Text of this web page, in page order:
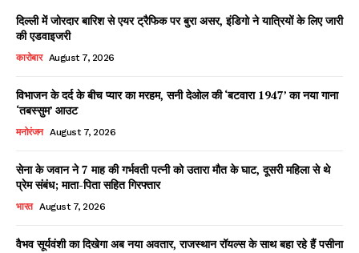
दिल्ली में जोरदार बारिश से एयर ट्रैफिक पर बुरा असर, इंडिगो ने यात्रियों के लिए जारी
की एडवाइजरी
कारोबार August 7, 2026
विभाजन के दर्द के बीच प्यार का मरहम, सनी देओल की ‘बटवारा 1947’ का नया गाना
‘तबस्सुम’ आउट
मनोरंजन August 7, 2026
सेना के जवान ने 7 माह की गर्भवती पत्नी को उतारा मौत के घाट, दूसरी महिला से थे
प्रेम संबंध; माता-पिता सहित गिरफ्तार
भारत August 7, 2026
वैभव सूर्यवंशी का दिखेगा अब नया अवतार, राजस्थान रॉयल्स के साथ बहा रहे हैं पसीना